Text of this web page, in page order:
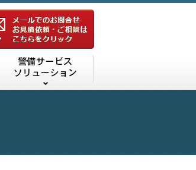
環境ソリューション